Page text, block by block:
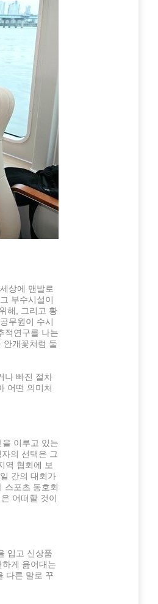
상에 맨발로
부수시설이
해, 그리고 황
무원이 수시
적연구를 나는
안개꽃처럼 둘
나 빠진 절차
어떤 의미처
이루고 있는
의 선택은 그
역 협회에 보
간의 대회가
스포츠 동호회
어떠할 것이
입고 신상품
게 읊어대는
다른 말로 꾸